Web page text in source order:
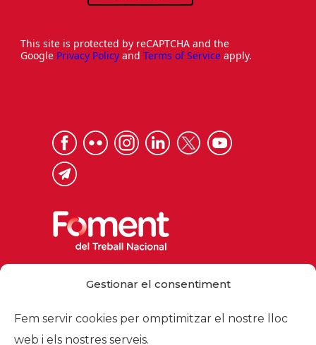
Gestionar el consentiment
Fem servir cookies per omptimitzar el nostre lloc
web i els nostres serveis.
This site is protected by reCAPTCHA and the
Google Privacy Policy and Terms of Service apply.
foment@foment.com